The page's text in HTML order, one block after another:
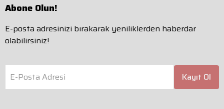
Abone Olun!
E-posta adresinizi bırakarak yeniliklerden haberdar
olabilirsiniz!
E-Posta Adresi Kayıt Ol